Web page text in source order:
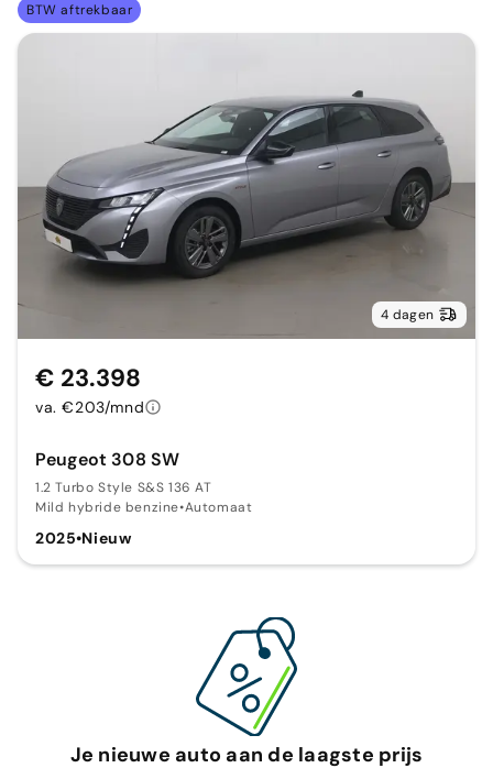
BTW aftrekbaar
4 dagen
Peugeot 308 SW
1.2 Turbo Style S&S 136 AT
Mild hybride benzine•Automaat
2025•Nieuw
€ 23.398
va. €203/mnd
Je nieuwe auto aan de laagste prijs